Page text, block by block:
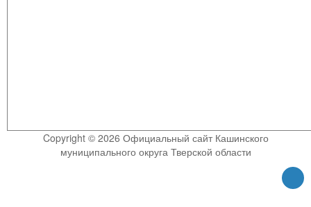
Copyright © 2026 Официальный сайт Кашинского
муниципального округа Тверской области